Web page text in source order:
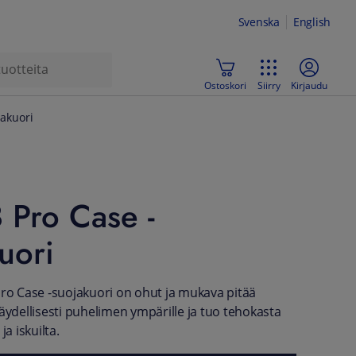
Svenska English
Ostoskori Siirry Kirjaudu
Case -
Case -suojakuori on ohut ja mukava pitää
puhelimen ympärille ja tuo tehokasta
iskuilta.